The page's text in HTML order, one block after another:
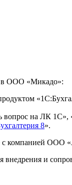
в ООО «Микадо»:
на ЛК 1С»,
8».
с компанией
и